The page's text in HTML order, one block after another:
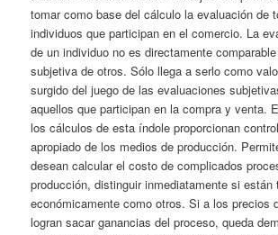
tomar como base del cálculo la evaluación de
individuos que participan en el comercio. La
de un individuo no es directamente
subjetiva de otros. Sólo llega a serlo como
surgido del juego de las evaluaciones
aquellos que participan en la compra y venta.
los cálculos de esta índole proporcionan
apropiado de los medios de producción.
desean calcular el costo de complicados
producción, distinguir inmediatamente si están
económicamente como otros. Si a los precios
logran sacar ganancias del proceso, queda